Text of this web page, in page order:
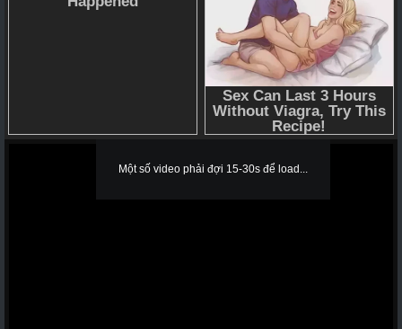
Một số video phải đợi 15-30s để load...